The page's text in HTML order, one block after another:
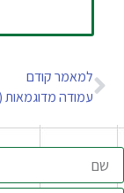
קודם
מדוגמאות (מילוי